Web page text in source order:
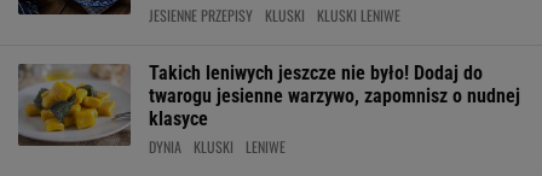
JESIENNE PRZEPISY KLUSKI KLUSKI LENIWE
Takich leniwych jeszcze nie było! Dodaj do
twarogu jesienne warzywo, zapomnisz o nudnej
klasyce
DYNIA KLUSKI LENIWE